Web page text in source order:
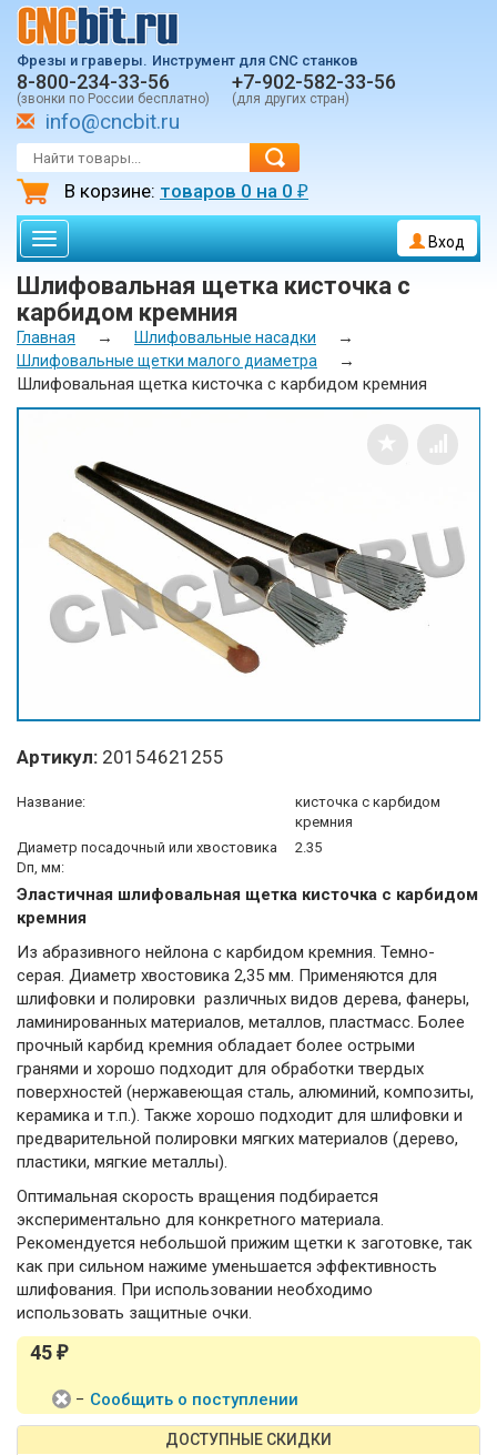
Фрезы и граверы. Инструмент для CNC станков
8-800-234-33-56
(звонки по России бесплатно)
+7-902-582-33-56
(для других стран)
info@cncbit.ru
В корзине: товаров 0 на 0 ₽
Toggle
navigation
Вход
Шлифовальная щетка кисточка с
карбидом кремния
Главная → Шлифовальные насадки →
Шлифовальные щетки малого диаметра
→
Шлифовальная щетка кисточка с карбидом кремния
Артикул: 20154621255
Название:
кисточка с карбидом
кремния
Диаметр посадочный или хвостовика
Dп, мм:
2.35
Эластичная шлифовальная щетка кисточка с карбидом
кремния
Из абразивного нейлона с карбидом кремния. Темно-
серая. Диаметр хвостовика 2,35 мм. Применяются для
шлифовки и полировки различных видов дерева, фанеры,
ламинированных материалов, металлов, пластмасс. Более
прочный карбид кремния обладает более острыми
гранями и хорошо подходит для обработки твердых
поверхностей (нержавеющая сталь, алюминий, композиты,
керамика и т.п.). Также хорошо подходит для шлифовки и
предварительной полировки мягких материалов (дерево,
пластики, мягкие металлы).
Оптимальная скорость вращения подбирается
экспериментально для конкретного материала.
Рекомендуется небольшой прижим щетки к заготовке, так
как при сильном нажиме уменьшается эффективность
шлифования. При использовании необходимо
использовать защитные очки.
45 ₽
− Сообщить о поступлении
ДОСТУПНЫЕ СКИДКИ